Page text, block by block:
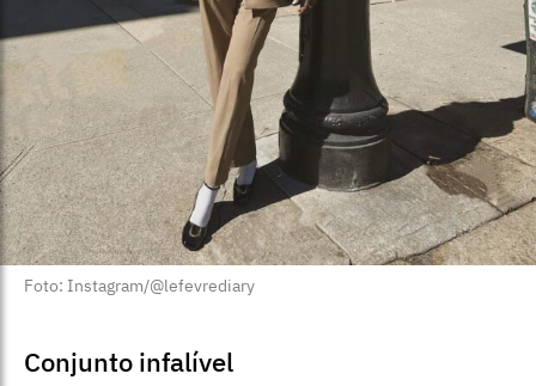
Foto: Instagram/@lefevrediary
Conjunto infalível